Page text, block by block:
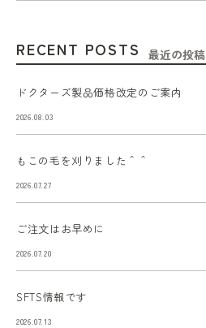
RECENT POSTS 最近の投稿
ドクターズ製品価格改定のご案内
2026.08.03
もこの毛を刈りました＾＾
2026.07.27
ご注文はお早めに
2026.07.20
SFTS情報です
2026.07.13